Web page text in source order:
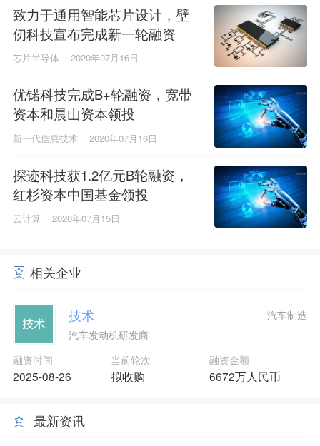
致力于通用智能芯片设计，壁
仞科技宣布完成新一轮融资
芯片半导体 2020年07月16日
优锘科技完成B+轮融资，宽带
资本和晨山资本领投
新一代信息技术 2020年07月16日
探迹科技获1.2亿元B轮融资，
红杉资本中国基金领投
云计算 2020年07月15日
相关企业
技术
汽车发动机研发商
汽车制造
融资时间
2025-08-26
当前轮次
拟收购
融资金额
6672万人民币
最新资讯